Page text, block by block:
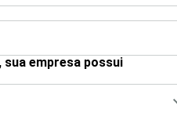
empresa possui